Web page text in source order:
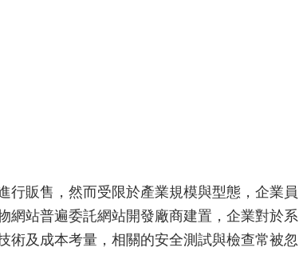
行販售，然而受限於產業規模與型態，企業員
網站普遍委託網站開發廠商建置，企業對於系
術及成本考量，相關的安全測試與檢查常被忽